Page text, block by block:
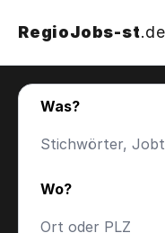
RegioJobs-st.de
Was?
Wo?